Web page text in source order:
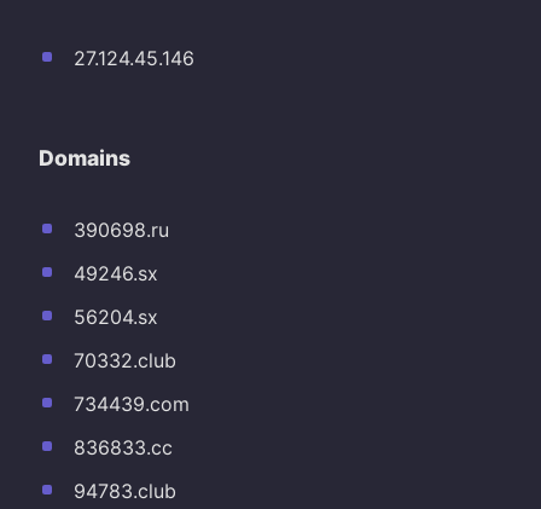
27.124.45.146
Domains
390698.ru
49246.sx
56204.sx
70332.club
734439.com
836833.cc
94783.club